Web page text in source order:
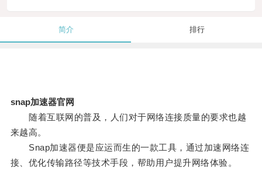
简介 排行
snap加速器官网
随着互联网的普及，人们对于网络连接质量的要求也越
来越高。
Snap加速器便是应运而生的一款工具，通过加速网络连
接、优化传输路径等技术手段，帮助用户提升网络体验。